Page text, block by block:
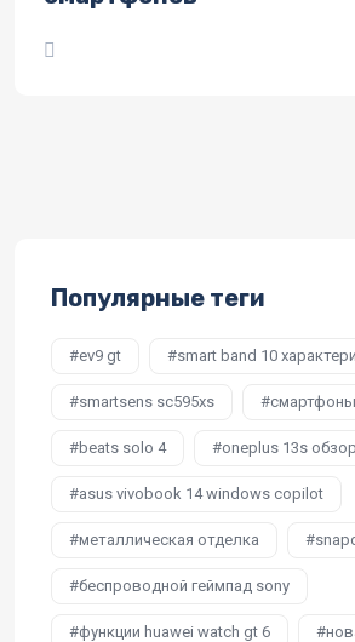
Популярные теги
ev9 gt smart band 10
smartsens sc595xs
beats solo 4 oneplus 13s обзор
asus vivobook 14 windows copilot
металлическая отделка
беспроводной геймпад sony
функции huawei watch gt 6